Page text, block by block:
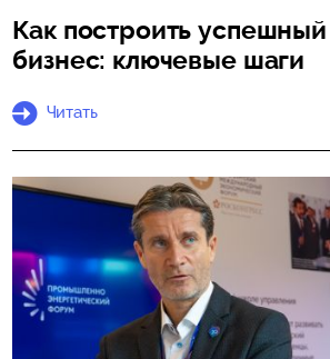
Как построить
бизнес: ключевые шаги
Читать